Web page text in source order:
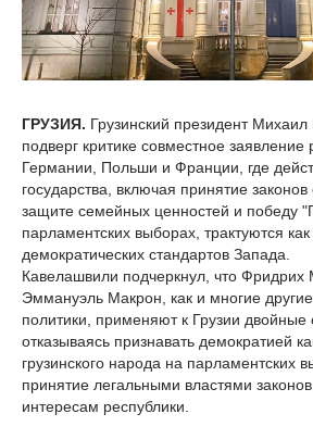
ГРУЗИЯ. Грузинский президент
подверг критике совместное заявление
Германии, Польши и Франции, где
государства, включая принятие
защите семейных ценностей и победу
парламентских выборах, трактуются
демократических стандартов Запада.
Кавелашвили подчеркнул, что Фридрих
Эммануэль Макрон, как и многие
политики, применяют к Грузии двойные
отказываясь признавать демократией
грузинского народа на парламентских
принятие легальными властями
интересам республики.